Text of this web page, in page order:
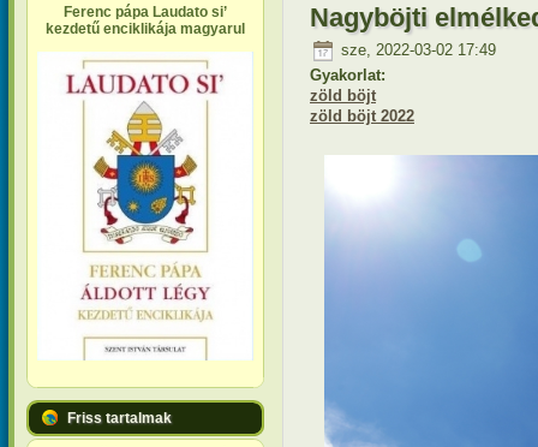
Ferenc pápa Laudato si’
kezdetű enciklikája magyarul
Friss tartalmak
Nagyböjti
sze, 2022-03-02 17:49
Gyakorlat:
zöld böjt
zöld böjt 2022